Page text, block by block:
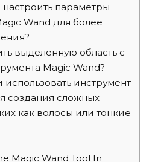
настроить параметры
Wand для более
выделенную область с
Magic Wand?
инструмент
создания сложных
как волосы или тонкие
Magic Wand Tool In